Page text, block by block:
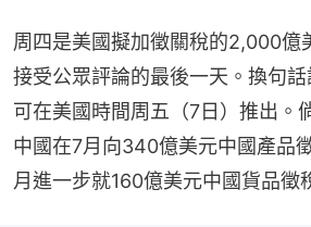
周四是美國擬加徵關稅的2,000億
接受公眾評論的最後一天。換句
可在美國時間周五（7日）推出。
中國在7月向340億美元中國產品
月進一步就160億美元中國貨品徵